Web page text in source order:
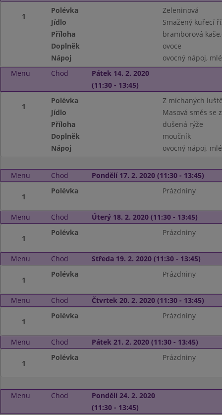
1
Polévka
Zeleninová
Jídlo
Smažený kuřecí
Příloha
bramborová
Doplněk
ovoce
Nápoj
ovocný nápoj,
Menu
Chod
Pátek 14. 2. 2020
(11:30 - 13:45)
1
Polévka
Z míchaných
Jídlo
Masová směs se
Příloha
dušená rýže
Doplněk
moučník
Nápoj
ovocný nápoj,
Menu Chod Pondělí 17. 2. 2020 (11:30 - 13:45)
1
Polévka Prázdniny
Menu Chod Úterý 18. 2. 2020 (11:30 - 13:45)
1
Polévka Prázdniny
Menu Chod Středa 19. 2. 2020 (11:30 - 13:45)
1
Polévka Prázdniny
Menu Chod Čtvrtek 20. 2. 2020 (11:30 - 13:45)
1
Polévka Prázdniny
Menu Chod Pátek 21. 2. 2020 (11:30 - 13:45)
1
Polévka Prázdniny
Menu Chod
Pondělí 24. 2. 2020
(11:30 - 13:45)